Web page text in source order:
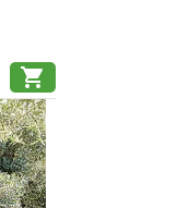
shopping_cart